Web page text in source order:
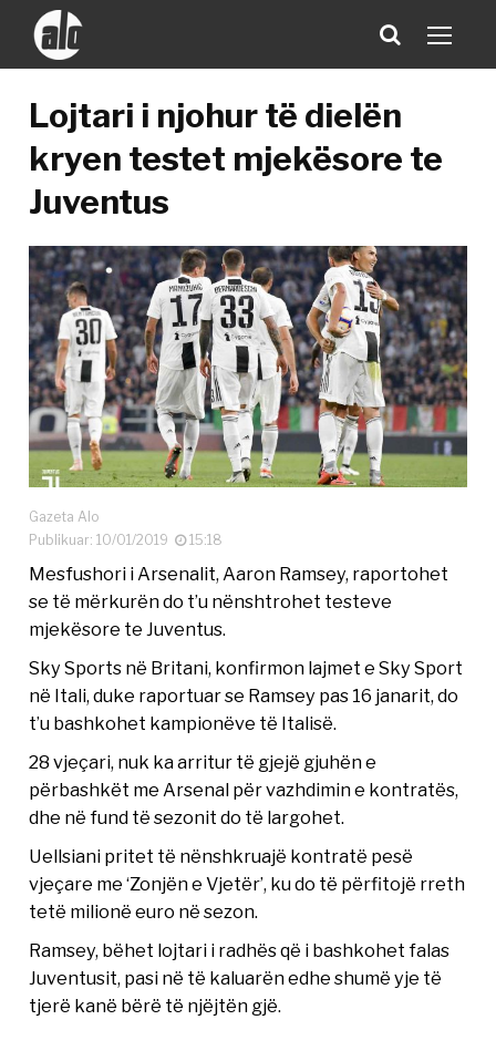
Lojtari i njohur të dielën
kryen testet mjekësore te
Juventus
Gazeta Alo
Publikuar: 10/01/2019
15:18
Mesfushori i Arsenalit, Aaron Ramsey, raportohet
se të mërkurën do t’u nënshtrohet testeve
mjekësore te Juventus.
Sky Sports në Britani, konfirmon lajmet e Sky Sport
në Itali, duke raportuar se Ramsey pas 16 janarit, do
t’u bashkohet kampionëve të Italisë.
28 vjeçari, nuk ka arritur të gjejë gjuhën e
përbashkët me Arsenal për vazhdimin e kontratës,
dhe në fund të sezonit do të largohet.
Uellsiani pritet të nënshkruajë kontratë pesë
vjeçare me ‘Zonjën e Vjetër’, ku do të përfitojë rreth
tetë milionë euro në sezon.
Ramsey, bëhet lojtari i radhës që i bashkohet falas
Juventusit, pasi në të kaluarën edhe shumë yje të
tjerë kanë bërë të njëjtën gjë.